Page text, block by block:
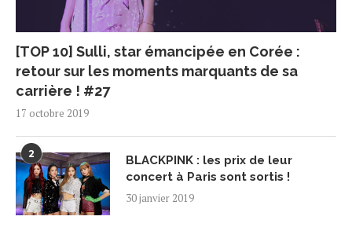
[TOP 10] Sulli, star émancipée en Corée :
retour sur les moments marquants de sa
carrière ! #27
17 octobre 2019
2
BLACKPINK : les prix de leur
concert à Paris sont sortis !
30 janvier 2019